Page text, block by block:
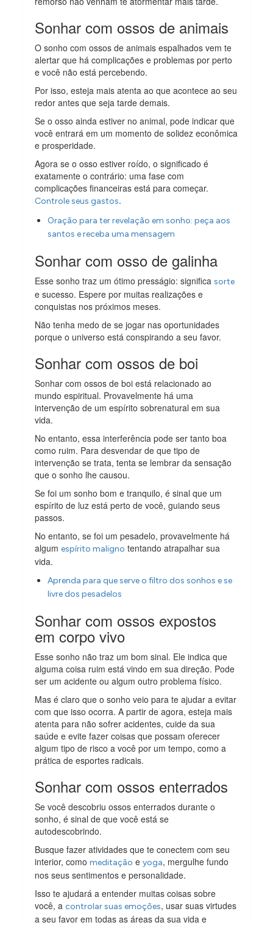
Sonhar com ossos de animais
O sonho com ossos de animais espalhados vem te
alertar que há complicações e problemas por perto
e você não está percebendo.
Por isso, esteja mais atenta ao que acontece ao seu
redor antes que seja tarde demais.
Se o osso ainda estiver no animal, pode indicar que
você entrará em um momento de solidez econômica
e prosperidade.
Agora se o osso estiver roído, o significado é
exatamente o contrário: uma fase com
complicações financeiras está para começar.
Controle seus gastos.
Oração para ter revelação em sonho: peça aos
santos e receba uma mensagem
Sonhar com osso de galinha
Esse sonho traz um ótimo presságio: significasorte
e sucesso. Espere por muitas realizações e
conquistas nos próximos meses.
Não tenha medo de se jogar nas oportunidades
porque o universo está conspirando a seu favor.
Sonhar com ossos de boi
Sonhar com ossos de boi está relacionado ao
mundo espiritual. Provavelmente há uma
intervenção de um espírito sobrenatural em sua
vida.
No entanto, essa interferência pode ser tanto boa
como ruim. Para desvendar de que tipo de
intervenção se trata, tenta se lembrar da sensação
que o sonho lhe causou.
Se foi um sonho bom e tranquilo, é sinal que um
espírito de luz está perto de você, guiando seus
passos.
No entanto, se foi um pesadelo, provavelmente há
algumespírito maligno tentando atrapalhar sua
vida.
Aprenda para que serve o filtro dos sonhos e se
livre dos pesadelos
Sonhar com ossos expostos
em corpo vivo
Esse sonho não traz um bom sinal. Ele indica que
alguma coisa ruim está vindo em sua direção. Pode
ser um acidente ou algum outro problema físico.
Mas é claro que o sonho veio para te ajudar a evitar
com que isso ocorra. A partir de agora, esteja mais
atenta para não sofrer acidentes, cuide da sua
saúde e evite fazer coisas que possam oferecer
algum tipo de risco a você por um tempo, como a
prática de esportes radicais.
Sonhar com ossos enterrados
Se você descobriu ossos enterrados durante o
sonho, é sinal de que você está se
autodescobrindo.
Busque fazer atividades que te conectem com seu
interior, comomeditação eyoga, mergulhe fundo
nos seus sentimentos e personalidade.
Isso te ajudará a entender muitas coisas sobre
você, acontrolar suas emoções, usar suas virtudes
a seu favor em todas as áreas da sua vida e